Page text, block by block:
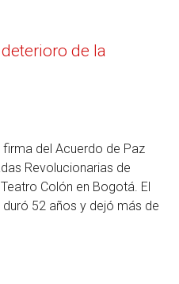
de la
del Acuerdo de Paz
Revolucionarias de
Colón en Bogotá. El
52 años y dejó más de